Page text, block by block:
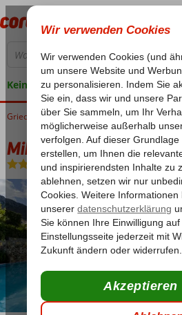
Keine versteckten Kosten
Home
Griechenland Kreta Chersonissos Mika Villa
Mika Villa
Ohne Verpflegung-Wohnung